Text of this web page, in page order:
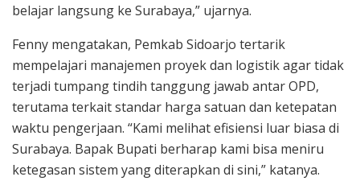
belajar langsung ke Surabaya,” ujarnya.
Fenny mengatakan, Pemkab Sidoarjo tertarik
mempelajari manajemen proyek dan logistik agar tidak
terjadi tumpang tindih tanggung jawab antar OPD,
terutama terkait standar harga satuan dan ketepatan
waktu pengerjaan. “Kami melihat efisiensi luar biasa di
Surabaya. Bapak Bupati berharap kami bisa meniru
ketegasan sistem yang diterapkan di sini,” katanya.